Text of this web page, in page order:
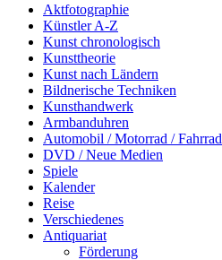
Aktfotographie
Künstler A-Z
Kunst chronologisch
Kunsttheorie
Kunst nach Ländern
Bildnerische Techniken
Kunsthandwerk
Armbanduhren
Automobil / Motorrad / Fahrrad
DVD / Neue Medien
Spiele
Kalender
Reise
Verschiedenes
Antiquariat
Förderung